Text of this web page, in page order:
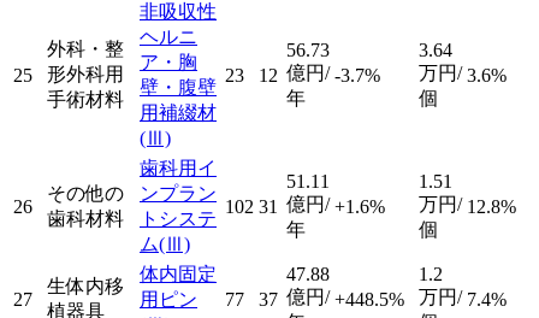
25
外科・整
形外科用
手術材料
非吸収性
ヘルニ
ア・胸
壁・腹壁
用補綴材
(Ⅲ)
23 12
56.73
億円/
年
-3.7%
3.64
万円/
個
3.6%
26
その他の
歯科材料
歯科用イ
ンプラン
トシステ
ム(Ⅲ)
102 31
51.11
億円/
年
+1.6%
1.51
万円/
個
12.8%
27
生体内移
植器具
体内固定
用ピン
77 37
47.88
億円/ +448.5%
1.2
万円/ 7.4%